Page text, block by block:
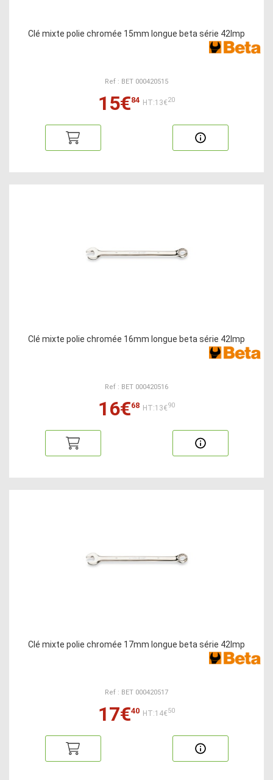
Clé mixte polie chromée 15mm longue beta série 42lmp
Ref : BET 000420515
15€84 HT:13€20
Clé mixte polie chromée 16mm longue beta série 42lmp
Ref : BET 000420516
16€68 HT:13€90
Clé mixte polie chromée 17mm longue beta série 42lmp
Ref : BET 000420517
17€40 HT:14€50